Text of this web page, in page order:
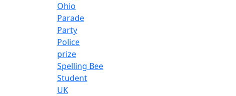
Ohio
Parade
Party
Police
prize
Spelling Bee
Student
UK